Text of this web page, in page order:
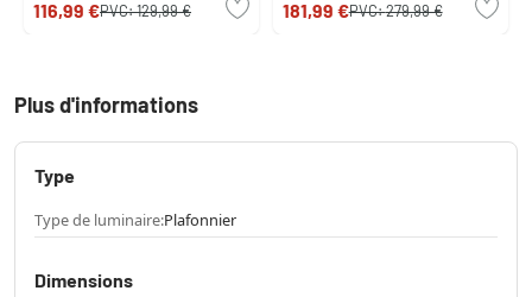
116,99 €PVC:129,99 € 181,99 €PVC:279,99 €
Plus d'informations
Type
Type de luminaire:Plafonnier
Dimensions